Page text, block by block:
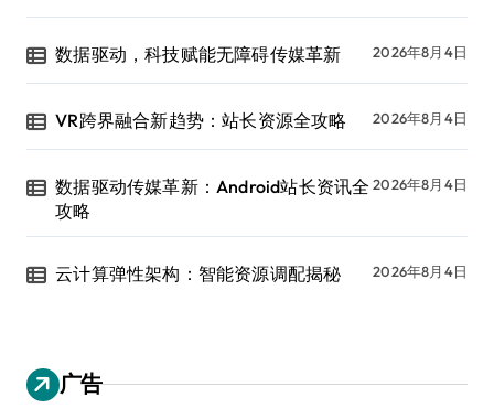
数据驱动，科技赋能无障碍传媒革新 2026年8月4日
VR跨界融合新趋势：站长资源全攻略 2026年8月4日
数据驱动传媒革新：Android站长资讯全
攻略
2026年8月4日
云计算弹性架构：智能资源调配揭秘 2026年8月4日
广告